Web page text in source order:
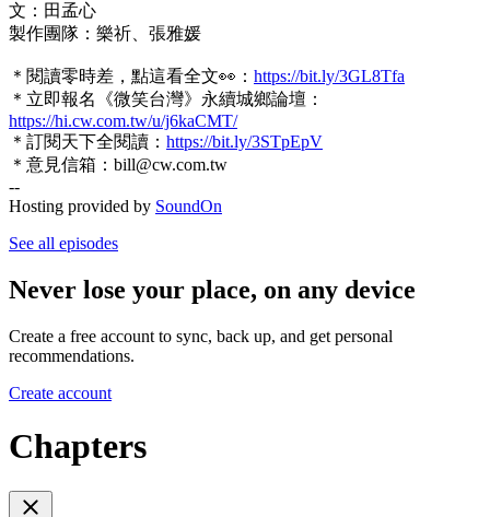
文：田孟心
製作團隊：樂祈、張雅媛
＊閱讀零時差，點這看全文👀： https://bit.ly/3GL8Tfa
＊立即報名《微笑台灣》永續城鄉論壇：
https://hi.cw.com.tw/u/j6kaCMT/
＊訂閱天下全閱讀： https://bit.ly/3STpEpV
＊意見信箱：bill@cw.com.tw
--
Hosting provided by SoundOn
See all episodes
Never lose your place, on any device
Create a free account to sync, back up, and get personal
recommendations.
Create account
Chapters